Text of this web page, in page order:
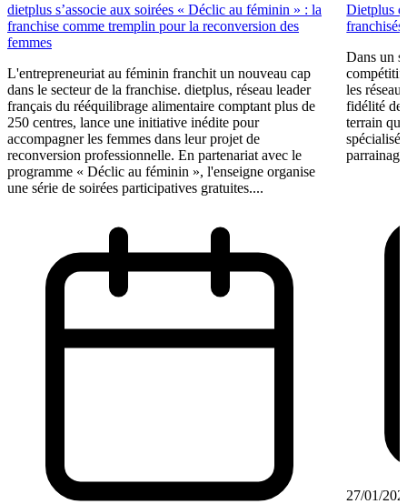
dietplus s’associe aux soirées « Déclic au féminin » : la
franchise comme tremplin pour la reconversion des
femmes
L'entrepreneuriat au féminin franchit un nouveau cap
dans le secteur de la franchise. dietplus, réseau leader
français du rééquilibrage alimentaire comptant plus de
250 centres, lance une initiative inédite pour
accompagner les femmes dans leur projet de
reconversion professionnelle. En partenariat avec le
programme « Déclic au féminin », l'enseigne organise
une série de soirées participatives gratuites....
Dietplus
Dans un
les
fidélité de
terrain
27/01/